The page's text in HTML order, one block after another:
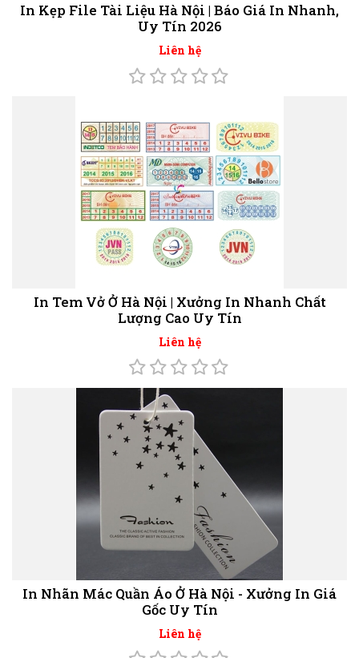
In Kẹp File Tài Liệu Hà Nội | Báo Giá In Nhanh,
Uy Tín 2026
Liên hệ
In Tem Vở Ở Hà Nội | Xưởng In Nhanh Chất
Lượng Cao Uy Tín
Liên hệ
In Nhãn Mác Quần Áo Ở Hà Nội - Xưởng In Giá
Gốc Uy Tín
Liên hệ